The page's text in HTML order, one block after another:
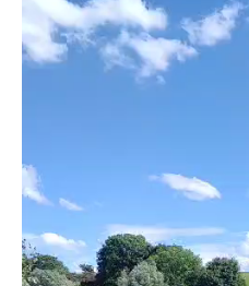
Player